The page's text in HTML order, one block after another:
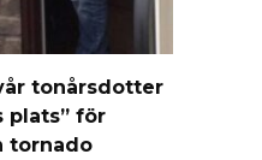
tonårsdotter
plats” för
tornado